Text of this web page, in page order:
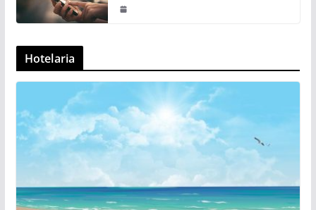
Hotelaria